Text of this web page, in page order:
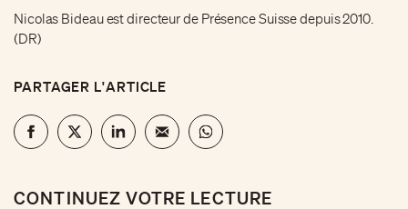
Nicolas Bideau est directeur de Présence Suisse depuis 2010.
(DR)
PARTAGER L'ARTICLE
CONTINUEZ VOTRE LECTURE